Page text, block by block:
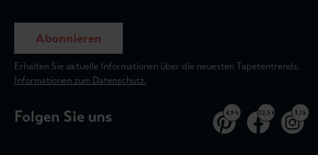
Abonnieren
Erhalten Sie aktuelle Informationen über die neuesten Tapetentrends.
Informationen zum Datenschutz.
Folgen Sie uns 4,9 k 32,5 k 3,1 k